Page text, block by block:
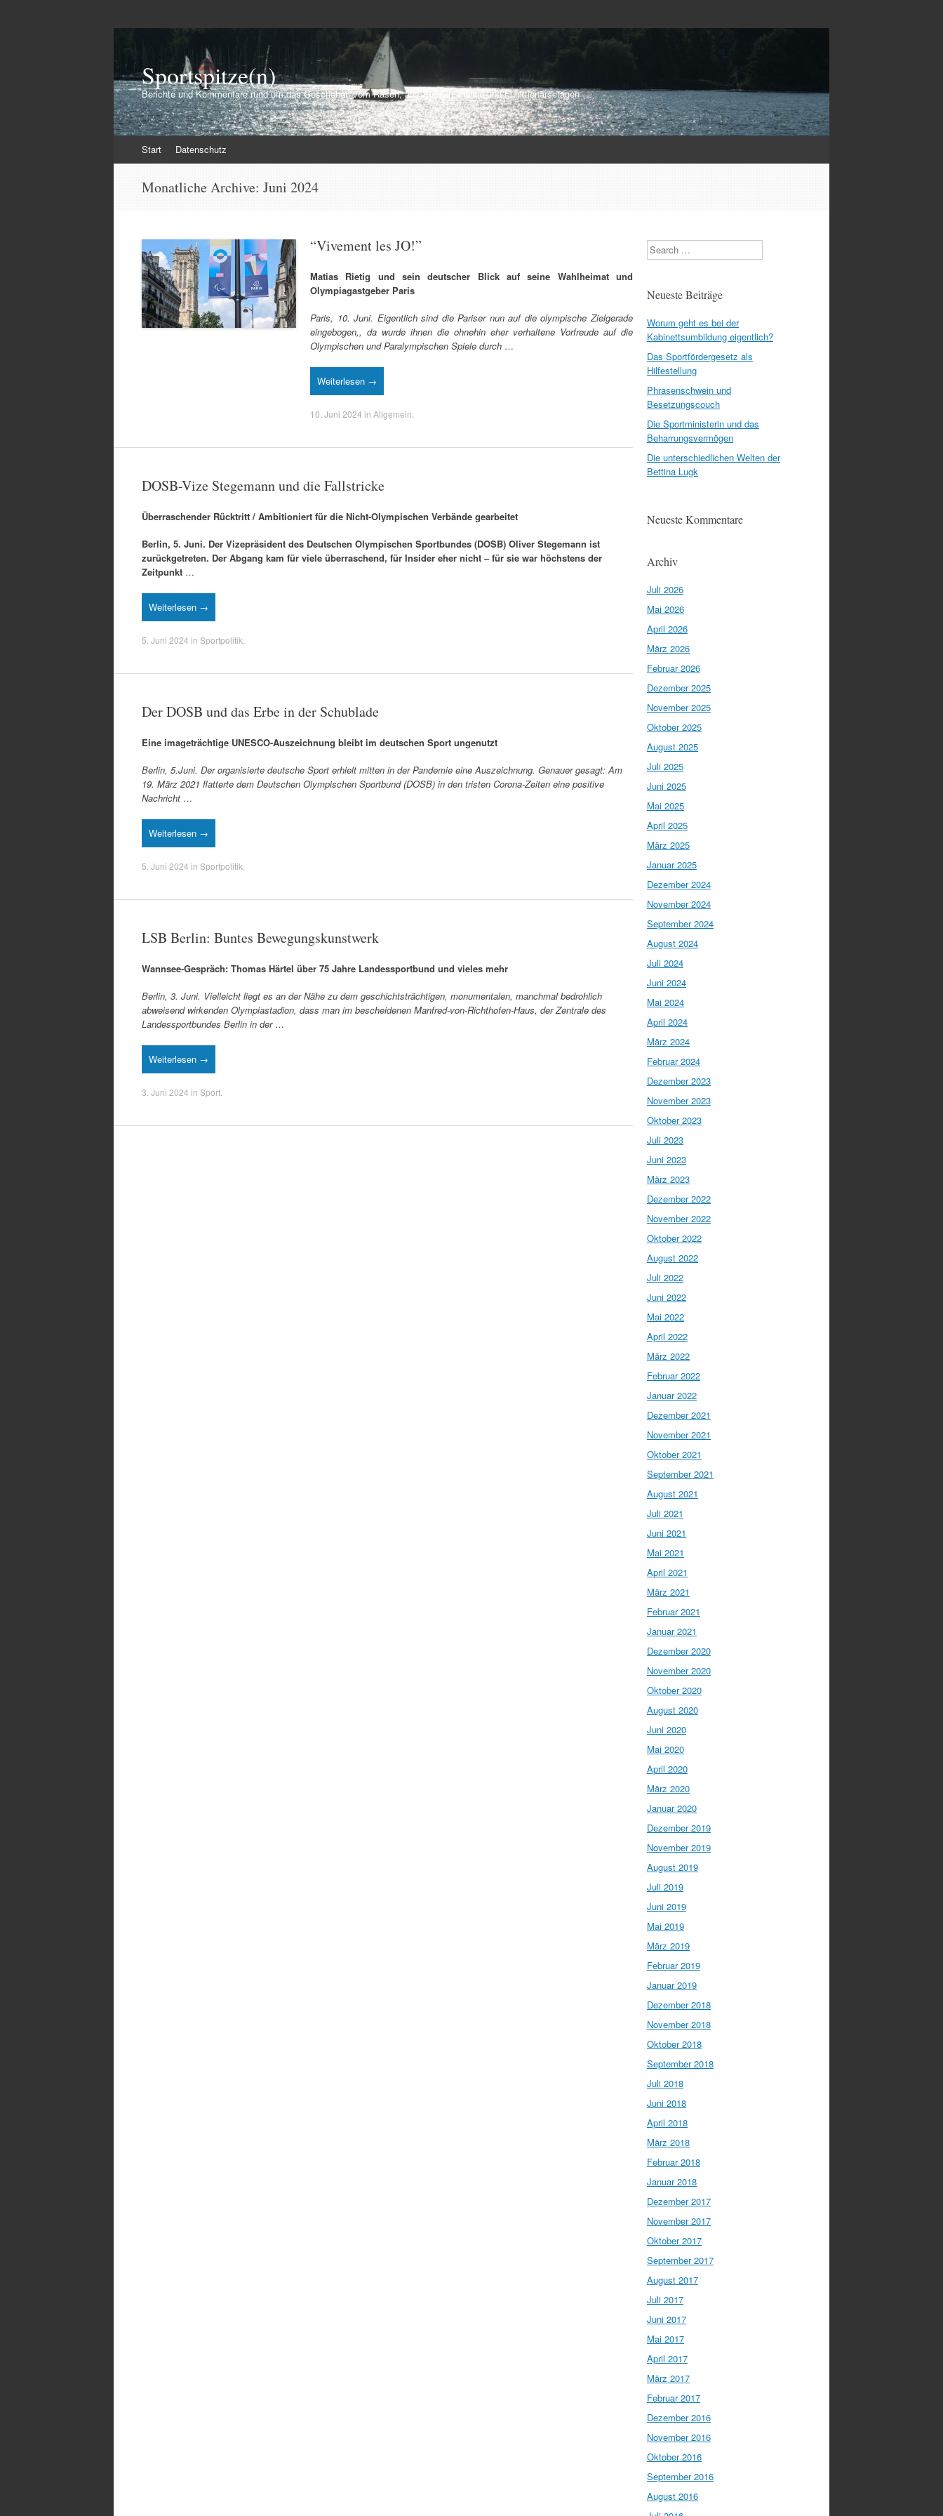
Sportspitze(n)
Berichte und Kommentare rund um das Geschehen vom Rasen, aus Stadien, Hallen und Funktionärsetagen
Inhalt
Start Datenschutz
Monatliche Archive: Juni 2024
“Vivement les JO!”
Matias Rietig und sein deutscher Blick auf seine Wahlheimat und
Olympiagastgeber Paris
Paris, 10. Juni. Eigentlich sind die Pariser nun auf die olympische Zielgerade
eingebogen,, da wurde ihnen die ohnehin eher verhaltene Vorfreude auf die
Olympischen und Paralympischen Spiele durch …
Weiterlesen →
10. Juni 2024 in Allgemein
DOSB-Vize Stegemann und die Fallstricke
Überraschender Rücktritt / Ambitioniert für die Nicht-Olympischen Verbände gearbeitet
Berlin, 5. Juni. Der Vizepräsident des Deutschen Olympischen Sportbundes (DOSB) Oliver Stegemann ist
zurückgetreten. Der Abgang kam für viele überraschend, für Insider eher nicht – für sie war höchstens der
Zeitpunkt …
Weiterlesen →
5. Juni 2024 in Sportpolitik
Der DOSB und das Erbe in der Schublade
Eine imageträchtige UNESCO-Auszeichnung bleibt im deutschen Sport ungenutzt
Berlin, 5.Juni. Der organisierte deutsche Sport erhielt mitten in der Pandemie eine Auszeichnung. Genauer gesagt: Am
19. März 2021 flatterte dem Deutschen Olympischen Sportbund (DOSB) in den tristen Corona-Zeiten eine positive
Nachricht …
Weiterlesen →
5. Juni 2024 in Sportpolitik
LSB Berlin: Buntes Bewegungskunstwerk
Wannsee-Gespräch: Thomas Härtel über 75 Jahre Landessportbund und vieles mehr
Berlin, 3. Juni. Vielleicht liegt es an der Nähe zu dem geschichtsträchtigen, monumentalen, manchmal bedrohlich
abweisend wirkenden Olympiastadion, dass man im bescheidenen Manfred-von-Richthofen-Haus, der Zentrale des
Landessportbundes Berlin in der …
Weiterlesen →
3. Juni 2024 in Sport
Search
Neueste Beiträge
Worum geht es bei der
Kabinettsumbildung eigentlich?
Das Sportfördergesetz als
Hilfestellung
Phrasenschwein und
Besetzungscouch
Die Sportministerin und das
Beharrungsvermögen
Die unterschiedlichen Welten der
Bettina Lugk
Neueste Kommentare
Archiv
Juli 2026
Mai 2026
April 2026
März 2026
Februar 2026
Dezember 2025
November 2025
Oktober 2025
August 2025
Juli 2025
Juni 2025
Mai 2025
April 2025
März 2025
Januar 2025
Dezember 2024
November 2024
September 2024
August 2024
Juli 2024
Juni 2024
Mai 2024
April 2024
März 2024
Februar 2024
Dezember 2023
November 2023
Oktober 2023
Juli 2023
Juni 2023
März 2023
Dezember 2022
November 2022
Oktober 2022
August 2022
Juli 2022
Juni 2022
Mai 2022
April 2022
März 2022
Februar 2022
Januar 2022
Dezember 2021
November 2021
Oktober 2021
September 2021
August 2021
Juli 2021
Juni 2021
Mai 2021
April 2021
März 2021
Februar 2021
Januar 2021
Dezember 2020
November 2020
Oktober 2020
August 2020
Juni 2020
Mai 2020
April 2020
März 2020
Januar 2020
Dezember 2019
November 2019
August 2019
Juli 2019
Juni 2019
Mai 2019
März 2019
Februar 2019
Januar 2019
Dezember 2018
November 2018
Oktober 2018
September 2018
Juli 2018
Juni 2018
April 2018
März 2018
Februar 2018
Januar 2018
Dezember 2017
November 2017
Oktober 2017
September 2017
August 2017
Juli 2017
Juni 2017
Mai 2017
April 2017
März 2017
Februar 2017
Dezember 2016
November 2016
Oktober 2016
September 2016
August 2016